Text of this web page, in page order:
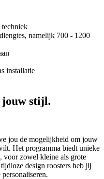
namelijk 700 - 1200
installatie
jouw stijl.
jou de mogelijkheid om jouw
Het programma biedt unieke
voor zowel kleine als grote
design roosters heb jij